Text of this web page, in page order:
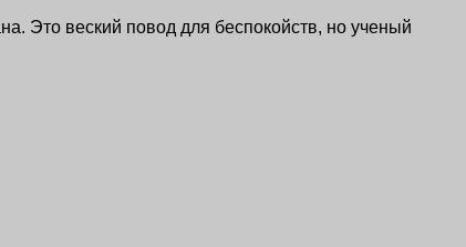
Это веский повод для беспокойств, но ученый